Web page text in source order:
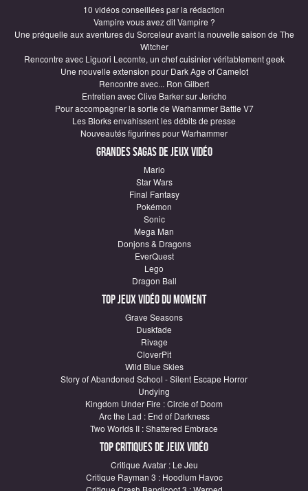
10 vidéos conseillées par la rédaction
Vampire vous avez dit Vampire ?
Une préquelle aux aventures du Sorceleur avant la nouvelle saison de The
Witcher
Rencontre avec Liguori Lecomte, un chef cuisinier véritablement geek
Une nouvelle extension pour Dark Age of Camelot
Rencontre avec... Ron Gilbert
Entretien avec Clive Barker sur Jericho
Pour accompagner la sortie de Warhammer Battle V7
Les Blorks envahissent les débits de presse
Nouveautés figurines pour Warhammer
Grandes sagas de Jeux vidéo
Mario
Star Wars
Final Fantasy
Pokémon
Sonic
Mega Man
Donjons & Dragons
EverQuest
Lego
Dragon Ball
Top Jeux vidéo du moment
Grave Seasons
Duskfade
Rivage
CloverPit
Wild Blue Skies
Story of Abandoned School - Silent Escape Horror
Undying
Kingdom Under Fire : Circle of Doom
Arc the Lad : End of Darkness
Two Worlds II : Shattered Embrace
Top critiques de Jeux vidéo
Critique Avatar : Le Jeu
Critique Rayman 3 : Hoodlum Havoc